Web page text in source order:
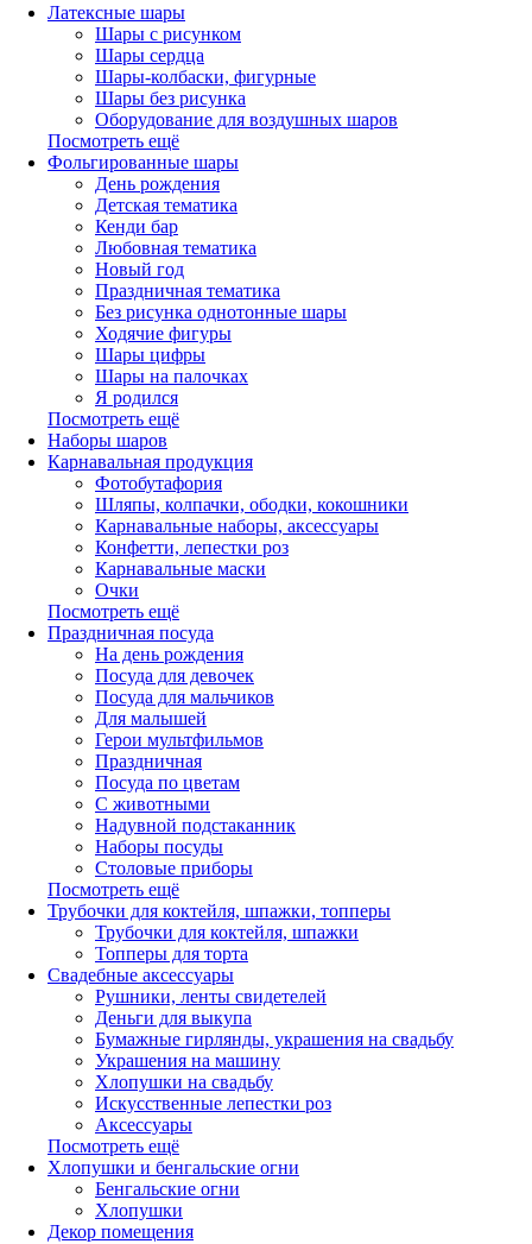
Латексные шары
Шары с рисунком
Шары сердца
Шары-колбаски, фигурные
Шары без рисунка
Оборудование для воздушных шаров
Посмотреть ещё
Фольгированные шары
День рождения
Детская тематика
Кенди бар
Любовная тематика
Новый год
Праздничная тематика
Без рисунка однотонные шары
Ходячие фигуры
Шары цифры
Шары на палочках
Я родился
Посмотреть ещё
Наборы шаров
Карнавальная продукция
Фотобутафория
Шляпы, колпачки, ободки, кокошники
Карнавальные наборы, аксессуары
Конфетти, лепестки роз
Карнавальные маски
Очки
Посмотреть ещё
Праздничная посуда
На день рождения
Посуда для девочек
Посуда для мальчиков
Для малышей
Герои мультфильмов
Праздничная
Посуда по цветам
С животными
Надувной подстаканник
Наборы посуды
Столовые приборы
Посмотреть ещё
Трубочки для коктейля, шпажки, топперы
Трубочки для коктейля, шпажки
Топперы для торта
Свадебные аксессуары
Рушники, ленты свидетелей
Деньги для выкупа
Бумажные гирлянды, украшения на свадьбу
Украшения на машину
Хлопушки на свадьбу
Искусственные лепестки роз
Аксессуары
Посмотреть ещё
Хлопушки и бенгальские огни
Бенгальские огни
Хлопушки
Декор помещения